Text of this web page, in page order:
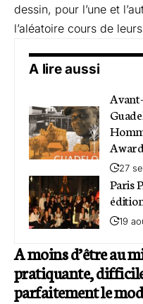
dessin, pour l’une et
l’aléatoire cours de
A lire aussi
Award
27
Paris
19
A moins d’être au
pratiquante,
parfaitement le